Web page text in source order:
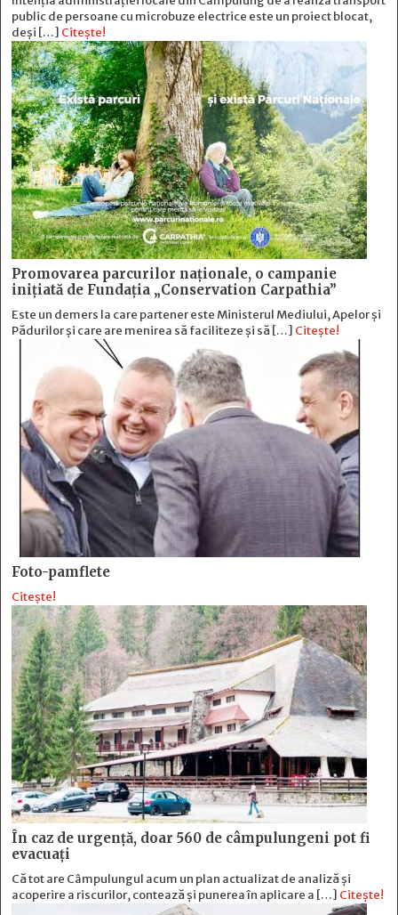
public de persoane cu microbuze electrice este un proiect blocat,
deși […] Citește!
Promovarea parcurilor naționale, o campanie
inițiată de Fundația „Conservation Carpathia”
Este un demers la care partener este Ministerul Mediului, Apelor și
Pădurilor și care are menirea să faciliteze și să […] Citește!
Foto-pamflete
Citește!
În caz de urgență, doar 560 de câmpulungeni pot fi
evacuați
Că tot are Câmpulungul acum un plan actualizat de analiză și
acoperire a riscurilor, contează și punerea în aplicare a […] Citește!